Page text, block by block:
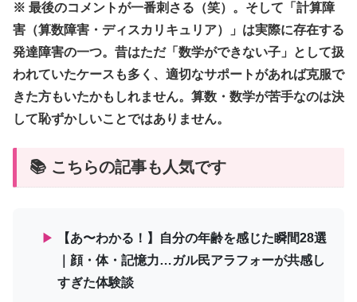
※ 最後のコメントが一番刺さる（笑）。そして「計算障
害（算数障害・ディスカリキュリア）」は実際に存在する
発達障害の一つ。昔はただ「数学ができない子」として扱
われていたケースも多く、適切なサポートがあれば克服で
きた方もいたかもしれません。算数・数学が苦手なのは決
して恥ずかしいことではありません。
📚 こちらの記事も人気です
▶
【あ〜わかる！】自分の年齢を感じた瞬間28選
｜顔・体・記憶力…ガル民アラフォーが共感し
すぎた体験談